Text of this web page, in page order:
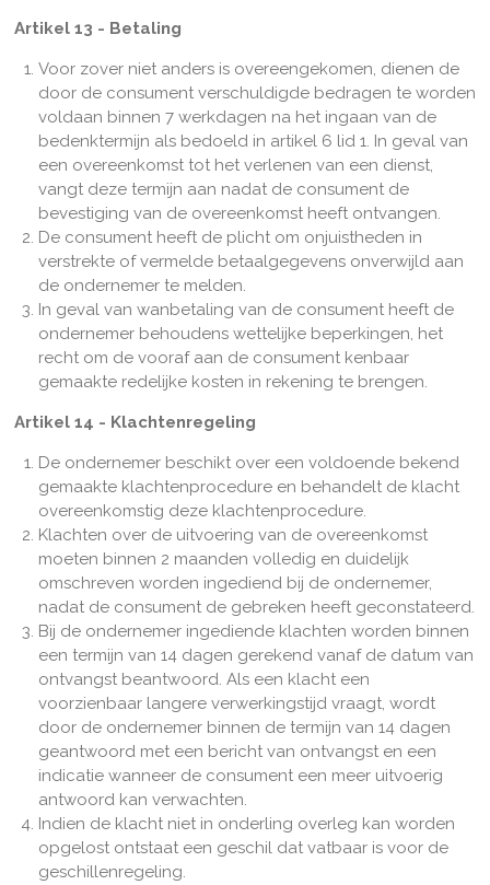
Artikel 13 - Betaling
Voor zover niet anders is overeengekomen, dienen de
door de consument verschuldigde bedragen te worden
voldaan binnen 7 werkdagen na het ingaan van de
bedenktermijn als bedoeld in artikel 6 lid 1. In geval van
een overeenkomst tot het verlenen van een dienst,
vangt deze termijn aan nadat de consument de
bevestiging van de overeenkomst heeft ontvangen.
De consument heeft de plicht om onjuistheden in
verstrekte of vermelde betaalgegevens onverwijld aan
de ondernemer te melden.
In geval van wanbetaling van de consument heeft de
ondernemer behoudens wettelijke beperkingen, het
recht om de vooraf aan de consument kenbaar
gemaakte redelijke kosten in rekening te brengen.
Artikel 14 - Klachtenregeling
De ondernemer beschikt over een voldoende bekend
gemaakte klachtenprocedure en behandelt de klacht
overeenkomstig deze klachtenprocedure.
Klachten over de uitvoering van de overeenkomst
moeten binnen 2 maanden volledig en duidelijk
omschreven worden ingediend bij de ondernemer,
nadat de consument de gebreken heeft geconstateerd.
Bij de ondernemer ingediende klachten worden binnen
een termijn van 14 dagen gerekend vanaf de datum van
ontvangst beantwoord. Als een klacht een
voorzienbaar langere verwerkingstijd vraagt, wordt
door de ondernemer binnen de termijn van 14 dagen
geantwoord met een bericht van ontvangst en een
indicatie wanneer de consument een meer uitvoerig
antwoord kan verwachten.
Indien de klacht niet in onderling overleg kan worden
opgelost ontstaat een geschil dat vatbaar is voor de
geschillenregeling.